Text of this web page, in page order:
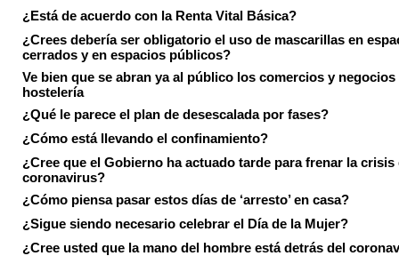
¿Está de acuerdo con la Renta Vital Básica?
¿Crees debería ser obligatorio el uso de mascarillas en
cerrados y en espacios públicos?
Ve bien que se abran ya al público los comercios y negocios
hostelería
¿Qué le parece el plan de desescalada por fases?
¿Cómo está llevando el confinamiento?
¿Cree que el Gobierno ha actuado tarde para frenar la crisis
coronavirus?
¿Cómo piensa pasar estos días de ‘arresto’ en casa?
¿Sigue siendo necesario celebrar el Día de la Mujer?
¿Cree usted que la mano del hombre está detrás del